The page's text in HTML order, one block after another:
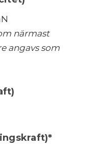
närmast
angavs som